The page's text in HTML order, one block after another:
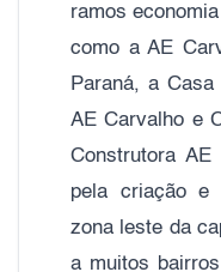
ramos
como a AE
Paraná, a
AE Carvalho e
Construtora AE
pela criação e
zona leste da
a muitos